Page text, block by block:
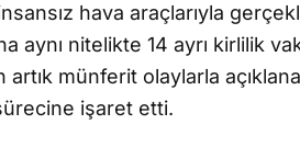
hava araçlarıyla
aynı nitelikte 14 ayrı kirlilik
artık münferit olaylarla
işaret etti.